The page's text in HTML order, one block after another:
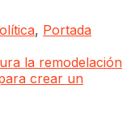
, Portada